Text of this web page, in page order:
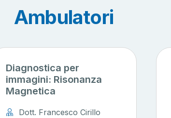
Ambulatori
Diagnostica per
immagini: Risonanza
Magnetica
Dott. Francesco Cirillo